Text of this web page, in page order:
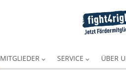
MITGLIEDER SERVICE ÜBER